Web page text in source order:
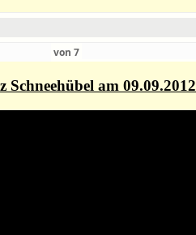
von7
am 09.09.2012